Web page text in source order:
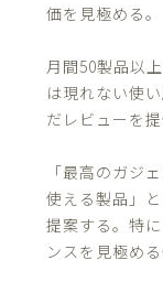
価を見極める。
月間50製品以
は現れない使
だレビューを提
「最高のガジ
使える製品」
提案する。特
ンスを見極め